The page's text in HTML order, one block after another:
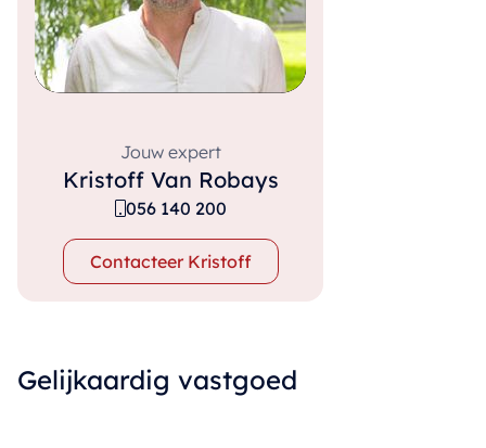
Jouw expert
Kristoff Van Robays
056 140 200
Contacteer Kristoff
Gelijkaardig vastgoed